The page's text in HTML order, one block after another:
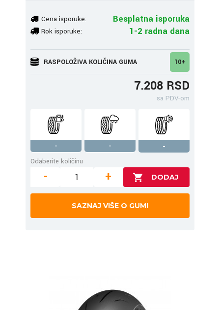
Cena isporuke: Besplatna isporuka
Rok isporuke: 1-2 radna dana
RASPOLOŽIVA KOLIČINA GUMA 10+
7.208 RSD
sa PDV-om
- -
-
Odaberite količinu
- +
SAZNAJ VIŠE O GUMI